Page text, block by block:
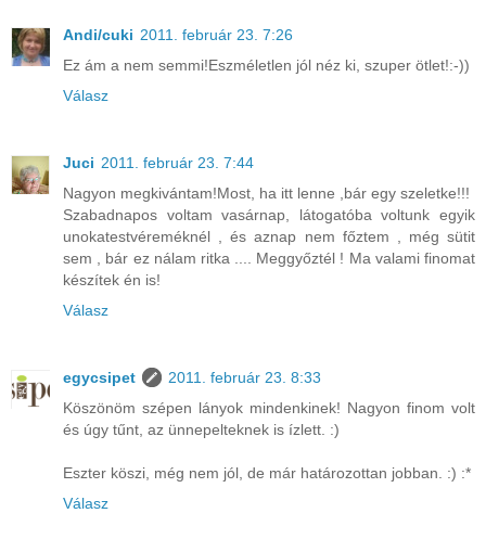
Andi/cuki 2011. február 23. 7:26
Ez ám a nem semmi!Eszméletlen jól néz ki, szuper ötlet!:-))
Válasz
Juci 2011. február 23. 7:44
Nagyon megkivántam!Most, ha itt lenne ,bár egy szeletke!!!
Szabadnapos voltam vasárnap, látogatóba voltunk egyik
unokatestvéreméknél , és aznap nem főztem , még sütit
sem , bár ez nálam ritka .... Meggyőztél ! Ma valami finomat
készítek én is!
Válasz
egycsipet
2011. február 23. 8:33
Köszönöm szépen lányok mindenkinek! Nagyon finom volt
és úgy tűnt, az ünnepelteknek is ízlett. :)
Eszter köszi, még nem jól, de már határozottan jobban. :) :*
Válasz